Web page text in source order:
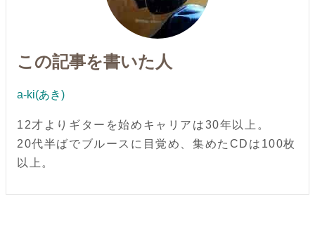
この記事を書いた人
a-ki(あき)
12才よりギターを始めキャリアは30年以上。
20代半ばでブルースに目覚め、集めたCDは100枚
以上。